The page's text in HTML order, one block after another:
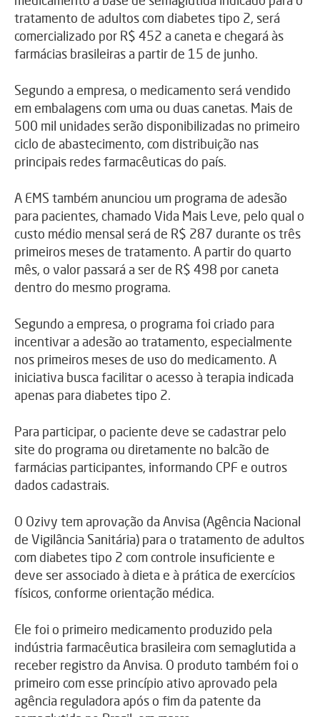
tratamento de adultos com diabetes tipo 2, será
comercializado por R$ 452 a caneta e chegará às
farmácias brasileiras a partir de 15 de junho.
Segundo a empresa, o medicamento será vendido
em embalagens com uma ou duas canetas. Mais de
500 mil unidades serão disponibilizadas no primeiro
ciclo de abastecimento, com distribuição nas
principais redes farmacêuticas do país.
A EMS também anunciou um programa de adesão
para pacientes, chamado Vida Mais Leve, pelo qual o
custo médio mensal será de R$ 287 durante os três
primeiros meses de tratamento. A partir do quarto
mês, o valor passará a ser de R$ 498 por caneta
dentro do mesmo programa.
Segundo a empresa, o programa foi criado para
incentivar a adesão ao tratamento, especialmente
nos primeiros meses de uso do medicamento. A
iniciativa busca facilitar o acesso à terapia indicada
apenas para diabetes tipo 2.
Para participar, o paciente deve se cadastrar pelo
site do programa ou diretamente no balcão de
farmácias participantes, informando CPF e outros
dados cadastrais.
O Ozivy tem aprovação da Anvisa (Agência Nacional
de Vigilância Sanitária) para o tratamento de adultos
com diabetes tipo 2 com controle insuficiente e
deve ser associado à dieta e à prática de exercícios
físicos, conforme orientação médica.
Ele foi o primeiro medicamento produzido pela
indústria farmacêutica brasileira com semaglutida a
receber registro da Anvisa. O produto também foi o
primeiro com esse princípio ativo aprovado pela
agência reguladora após o fim da patente da